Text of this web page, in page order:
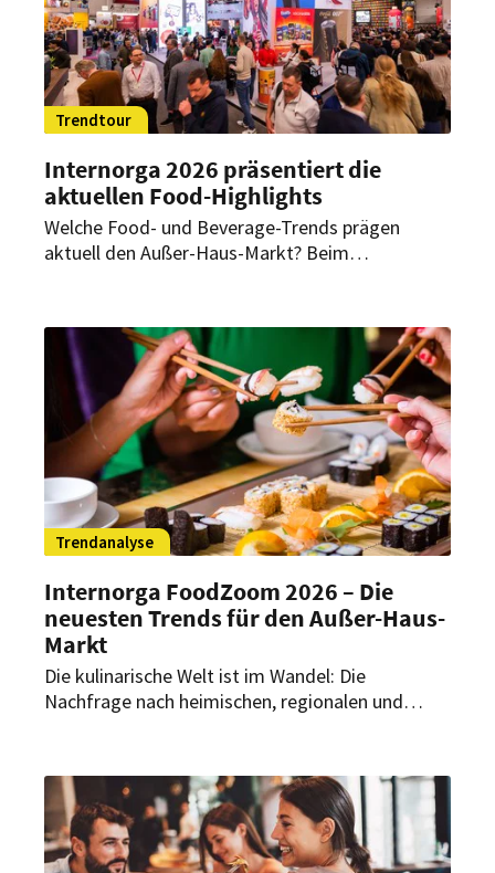
Trendtour
Internorga 2026 präsentiert die
aktuellen Food-Highlights
Welche Food- und Beverage-Trends prägen
aktuell den Außer-Haus-Markt? Beim
Innovationen aus den Messehallen vor – von
neuen Snackideen bis zu alkoholfreien Drinks.
Trendanalyse
Internorga FoodZoom 2026 – Die
neuesten Trends für den Außer-Haus-
Markt
Die kulinarische Welt ist im Wandel: Die
Nachfrage nach heimischen, regionalen und
inspirierenden Geschmackserlebnissen. Dabei
stellt sich jährlich die Frage: Welche
Länderküchen liegen im Trend? Aufschluss
darüber gibt der Internorga FoodZoom 2026.